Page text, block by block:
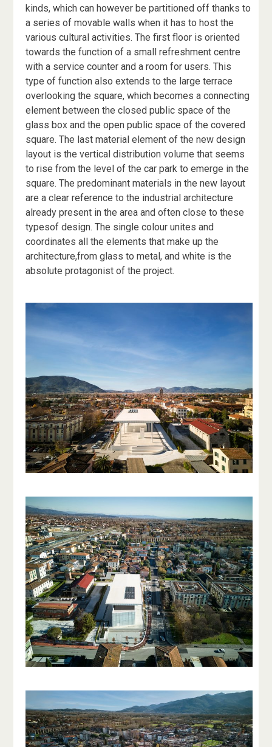
kinds, which can however be partitioned off thanks to
a series of movable walls when it has to host the
various cultural activities. The first floor is oriented
towards the function of a small refreshment centre
with a service counter and a room for users. This
type of function also extends to the large terrace
overlooking the square, which becomes a connecting
element between the closed public space of the
glass box and the open public space of the covered
square. The last material element of the new design
layout is the vertical distribution volume that seems
to rise from the level of the car park to emerge in the
square. The predominant materials in the new layout
are a clear reference to the industrial architecture
already present in the area and often close to these
typesof design. The single colour unites and
coordinates all the elements that make up the
architecture,from glass to metal, and white is the
absolute protagonist of the project.